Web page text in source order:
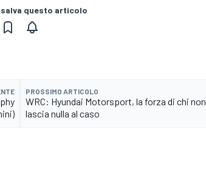
questo articolo
PROSSIMO ARTICOLO
WRC: Hyundai Motorsport, la forza di chi non
lascia nulla al caso